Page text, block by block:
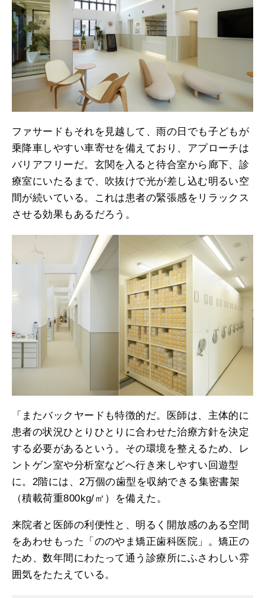
ファサードもそれを見越して、雨の日でも子どもが
乗降車しやすい車寄せを備えており、アプローチは
バリアフリーだ。玄関を入ると待合室から廊下、診
療室にいたるまで、吹抜けで光が差し込む明るい空
間が続いている。これは患者の緊張感をリラックス
させる効果もあるだろう。
「またバックヤードも特徴的だ。医師は、主体的に
患者の状況ひとりひとりに合わせた治療方針を決定
する必要があるという。その環境を整えるため、レ
ントゲン室や分析室などへ行き来しやすい回遊型
に。2階には、2万個の歯型を収納できる集密書架
（積載荷重800kg/㎡）を備えた。
来院者と医師の利便性と、明るく開放感のある空間
をあわせもった「ののやま矯正歯科医院」。矯正の
ため、数年間にわたって通う診療所にふさわしい雰
囲気をたたえている。